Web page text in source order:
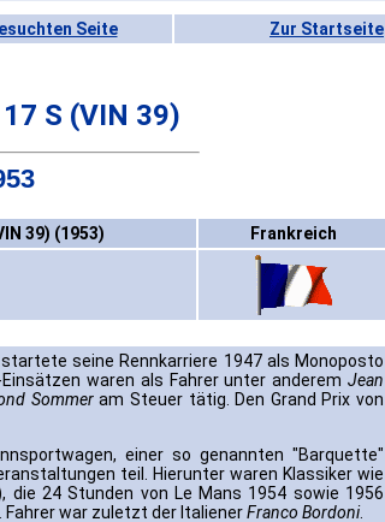
Seite Zur Startseite
S (VIN 39)
39) (1953) Frankreich
seine Rennkarriere 1947 als Monoposto
waren als Fahrer unter anderem Jean
Sommeram Steuer tätig. Den Grand Prix von
einer so genannten "Barquette"
teil. Hierunter waren Klassiker wie
die 24 Stunden von Le Mans 1954 sowie 1956
Fahrer war zuletzt der ItalienerFranco Bordoni.